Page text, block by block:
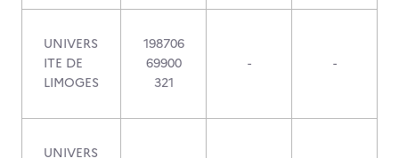
UNIVERS
ITE DE
LIMOGES
198706
69900
321
- -
UNIVERS